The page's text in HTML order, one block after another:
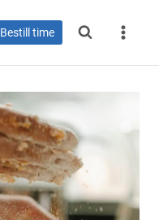
Bestill time